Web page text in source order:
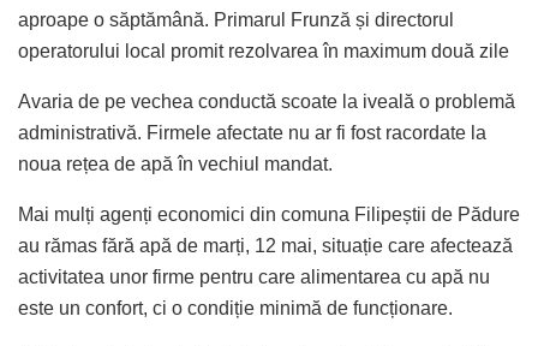
aproape o săptămână. Primarul Frunză și directorul
operatorului local promit rezolvarea în maximum două zile
Avaria de pe vechea conductă scoate la iveală o problemă
administrativă. Firmele afectate nu ar fi fost racordate la
noua rețea de apă în vechiul mandat.
Mai mulți agenți economici din comuna Filipeștii de Pădure
au rămas fără apă de marți, 12 mai, situație care afectează
activitatea unor firme pentru care alimentarea cu apă nu
este un confort, ci o condiție minimă de funcționare.